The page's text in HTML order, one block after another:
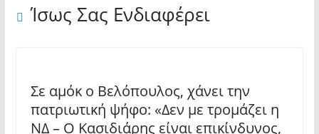
Ίσως Σας Ενδιαφέρει
Σε αμόκ ο Βελόπουλος, χάνει την
πατριωτική ψήφο: «Δεν με τρομάζει η
ΝΔ – Ο Κασιδιάρης είναι επικίνδυνος,